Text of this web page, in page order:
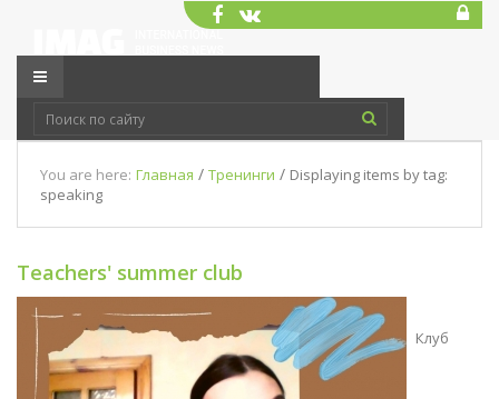
You are here: Главная / Тренинги / Displaying items by tag:
speaking
Teachers' summer club
Клуб